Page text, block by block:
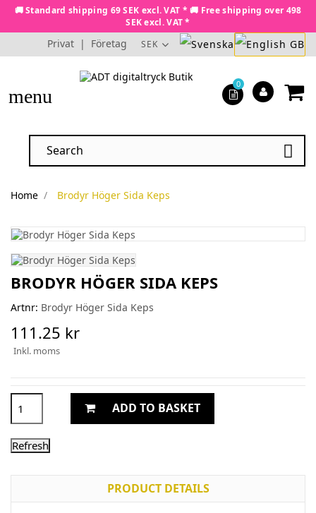
🚚 Standard shipping 69 SEK excl. VAT * 🚚 Free shipping over 498
SEK excl. VAT *
Privat | Företag SEK
menu

0
Home Brodyr Höger Sida Keps
BRODYR HÖGER SIDA KEPS
Artnr: Brodyr Höger Sida Keps
111.25 kr
Inkl. moms
ADD TO BASKET
PRODUCT DETAILS